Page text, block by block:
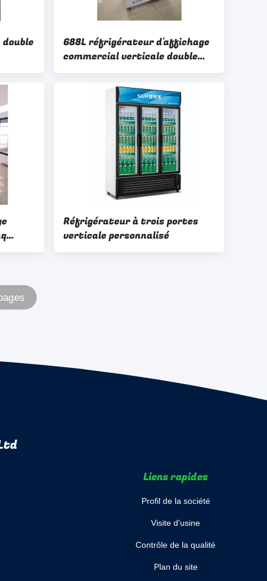
688L réfrigérateur d'affichage
commercial verticale double
porte vitrée réfrigérateur de
Réfrigérateur à trois portes
verticale personnalisé
Liens rapides
Profil de la société
Visite d'usine
Contrôle de la qualité
Plan du site